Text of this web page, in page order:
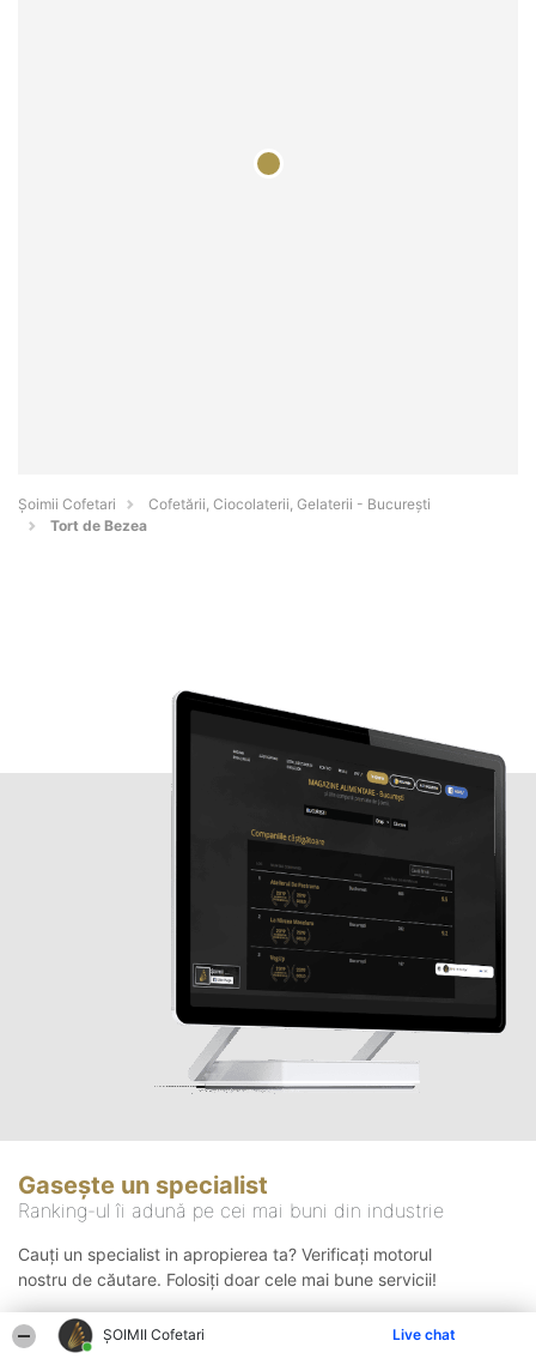
ȘOIMII Cofetari Live chat
Șoimii Cofetari
Cofetării, Ciocolaterii, Gelaterii - Bucureşti
Tort de Bezea
Gasește un specialist
Ranking-ul îi adună pe cei mai buni din industrie
Cauți un specialist in apropierea ta? Verificați motorul
nostru de căutare. Folosiți doar cele mai bune servicii!